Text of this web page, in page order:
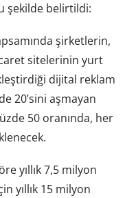
şekilde belirtildi:
şirketlerin,
sitelerinin yurt
dijital reklam
20’sini aşmayan
50 oranında, her
yıllık 7,5 milyon
yıllık 15 milyon